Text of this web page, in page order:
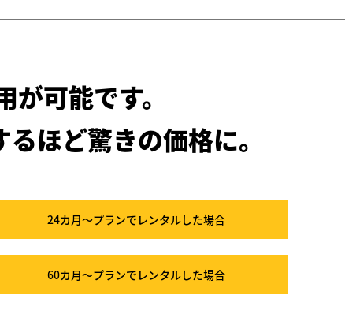
可能です。
ほど驚きの価格に。
24カ月～プランでレンタルした場合
60カ月～プランでレンタルした場合